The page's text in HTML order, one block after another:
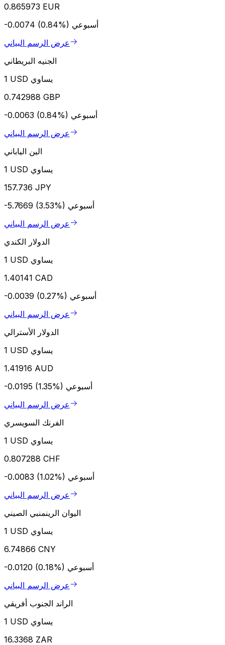
0.865973 EUR
-0.0074 (0.84%) أسبوعي
عرض الرسم البياني
الجنيه البريطاني
1 USD يساوي
0.742988 GBP
-0.0063 (0.84%) أسبوعي
عرض الرسم البياني
الين الياباني
1 USD يساوي
157.736 JPY
-5.7669 (3.53%) أسبوعي
عرض الرسم البياني
الدولار الكندي
1 USD يساوي
1.40141 CAD
-0.0039 (0.27%) أسبوعي
عرض الرسم البياني
الدولار الأسترالي
1 USD يساوي
1.41916 AUD
-0.0195 (1.35%) أسبوعي
عرض الرسم البياني
الفرنك السويسري
1 USD يساوي
0.807288 CHF
-0.0083 (1.02%) أسبوعي
عرض الرسم البياني
اليوان الرينمنبي الصيني
1 USD يساوي
6.74866 CNY
-0.0120 (0.18%) أسبوعي
عرض الرسم البياني
الراند الجنوب أفريقي
1 USD يساوي
16.3368 ZAR